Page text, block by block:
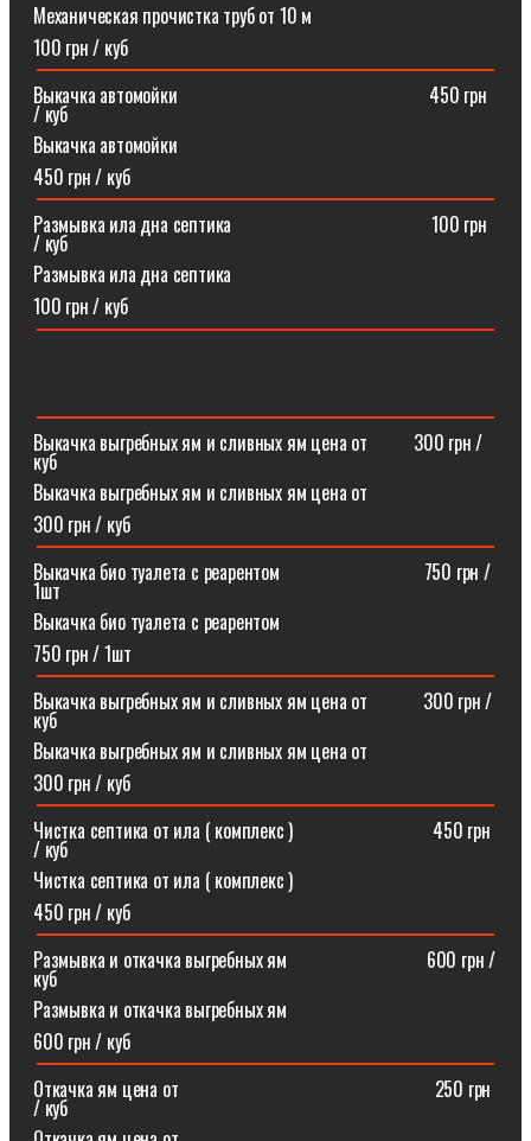
Механическая прочистка труб от 10 м
100 грн / куб
Выкачка автомойки⠀⠀⠀⠀⠀⠀⠀⠀⠀⠀⠀⠀⠀⠀⠀⠀⠀⠀450 грн
/ куб
Выкачка автомойки
450 грн / куб
Размывка ила дна септика ⠀⠀⠀⠀⠀⠀⠀⠀⠀⠀⠀⠀⠀⠀100 грн
/ куб
Размывка ила дна септика
100 грн / куб
Выкачка выгребных ям и сливных ям цена от ⠀⠀⠀300 грн /
куб
Выкачка выгребных ям и сливных ям цена от
300 грн / куб
Выкачка био туалета с реарентом ⠀⠀⠀⠀⠀⠀⠀⠀⠀⠀750 грн /
1шт
Выкачка био туалета с реарентом
750 грн / 1шт
Выкачка выгребных ям и сливных ям цена от⠀⠀⠀⠀300 грн /
куб
Выкачка выгребных ям и сливных ям цена от
300 грн / куб
Чистка септика от ила ( комплекс )⠀⠀⠀⠀⠀⠀⠀⠀⠀⠀450 грн
/ куб
Чистка септика от ила ( комплекс )
450 грн / куб
Размывка и откачка выгребных ям⠀⠀⠀⠀⠀⠀⠀⠀⠀⠀600 грн /
куб
Размывка и откачка выгребных ям
600 грн / куб
Откачка ям цена от ⠀⠀⠀⠀⠀⠀⠀⠀⠀⠀⠀⠀⠀⠀⠀⠀⠀⠀250 грн
/ куб